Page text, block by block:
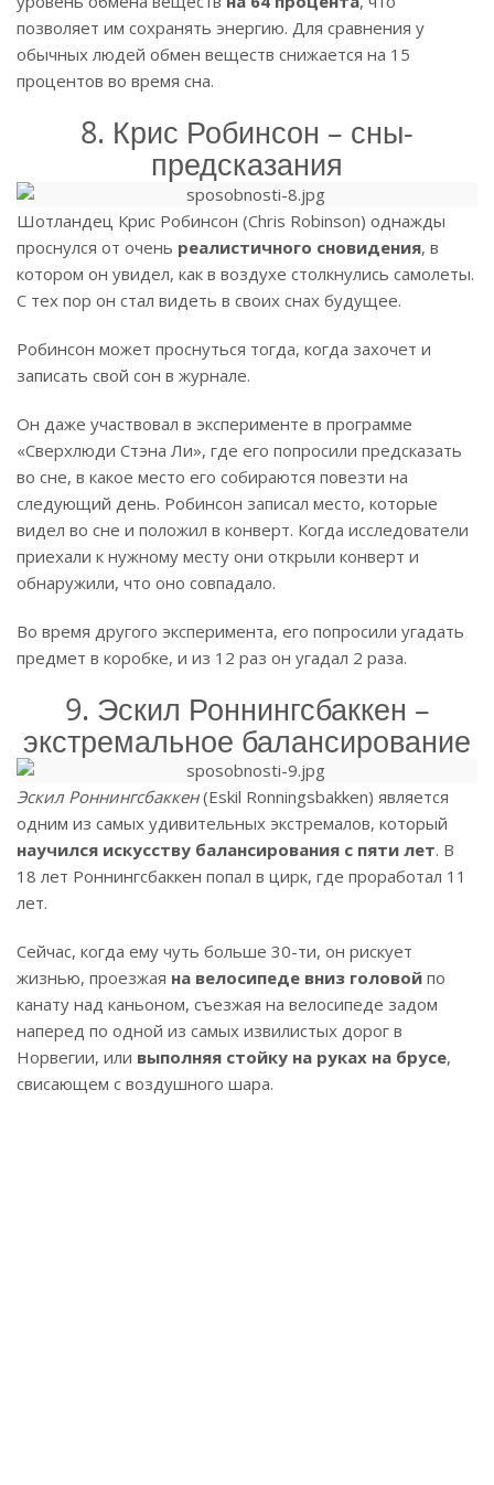
позволяет им сохранять энергию. Для сравнения у
обычных людей обмен веществ снижается на 15
процентов во время сна.
8. Крис Робинсон – сны-
предсказания
Шотландец Крис Робинсон (Chris Robinson) однажды
проснулся от очень реалистичного сновидения, в
котором он увидел, как в воздухе столкнулись самолеты.
С тех пор он стал видеть в своих снах будущее.
Робинсон может проснуться тогда, когда захочет и
записать свой сон в журнале.
Он даже участвовал в эксперименте в программе
«Сверхлюди Стэна Ли», где его попросили предсказать
во сне, в какое место его собираются повезти на
следующий день. Робинсон записал место, которые
видел во сне и положил в конверт. Когда исследователи
приехали к нужному месту они открыли конверт и
обнаружили, что оно совпадало.
Во время другого эксперимента, его попросили угадать
предмет в коробке, и из 12 раз он угадал 2 раза.
9. Эскил Роннингсбаккен –
экстремальное балансирование
Эскил Роннингсбаккен(Eskil Ronningsbakken) является
одним из самых удивительных экстремалов, который
научился искусству балансирования с пяти лет. В
18 лет Роннингсбаккен попал в цирк, где проработал 11
лет.
Сейчас, когда ему чуть больше 30-ти, он рискует
жизнью, проезжая на велосипеде вниз головой по
канату над каньоном, съезжая на велосипеде задом
наперед по одной из самых извилистых дорог в
Норвегии, или выполняя стойку на руках на брусе,
свисающем с воздушного шара.